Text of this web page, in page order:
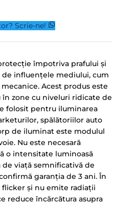
Scrie-ne!
împotriva prafului și
influențele mediului, cum
Acest produs este
zone cu niveluri ridicate de
folosit pentru iluminarea
spălătoriilor auto
de iluminat este modulul
Nu este necesară
o intensitate luminoasă
de viață semnificativă de
garanția de 3 ani. În
și nu emite radiații
reduce încărcătura asupra